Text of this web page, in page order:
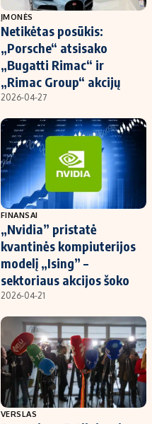
ĮMONĖS
Netikėtas posūkis:
„Porsche“ atsisako
„Bugatti Rimac“ ir
„Rimac Group“ akcijų
2026-04-27
FINANSAI
„Nvidia” pristatė
kvantinės kompiuterijos
modelį „Ising” –
sektoriaus akcijos šoko
2026-04-21
VERSLAS